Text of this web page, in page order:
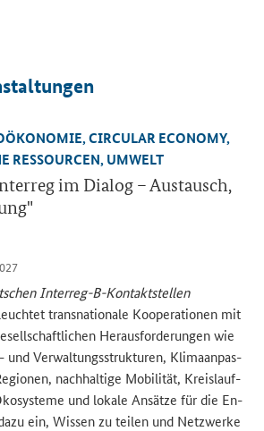
CIR­CU­LAR ECO­NO­MY,
RES­SOUR­CEN, UM­WELT
im Dia­log – Aus­tausch,
Interreg-​B-Kontaktstellen
trans­na­tio­na­le Ko­ope­ra­tio­nen mit
Her­aus­for­de­run­gen wie
und Ver­wal­tungs­struk­tu­ren, Kli­ma­an­pas­
nach­hal­ti­ge Mo­bi­li­tät, Kreis­lauf­
und lo­ka­le An­sät­ze für die En­
ein, Wis­sen zu tei­len und Netz­wer­ke